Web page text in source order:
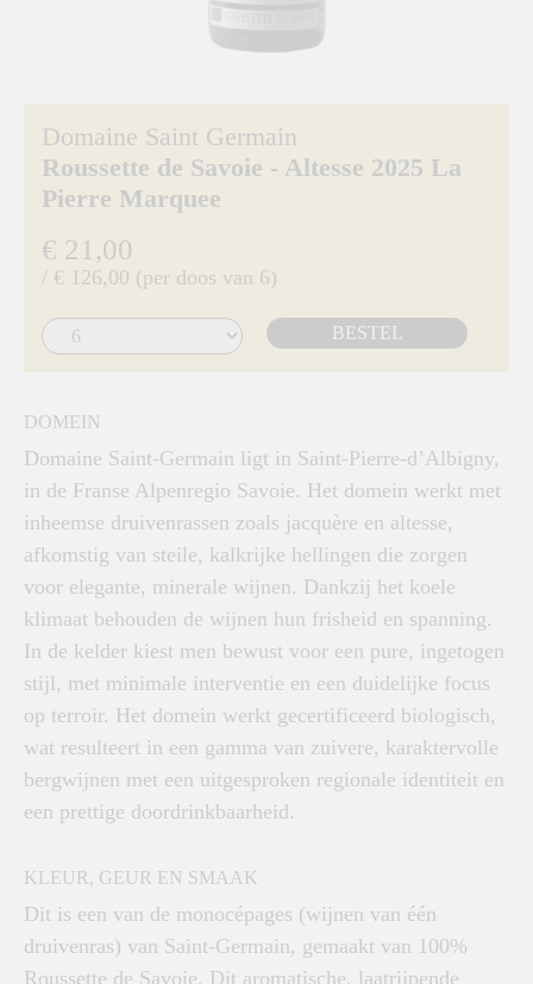
Domaine Saint Germain
Roussette de Savoie - Altesse 2025 La
Pierre Marquee
€ 21,00
/ € 126,00 (per doos van 6)
BESTEL
DOMEIN
Domaine Saint-Germain ligt in Saint-Pierre-d’Albigny,
in de Franse Alpenregio Savoie. Het domein werkt met
inheemse druivenrassen zoals jacquère en altesse,
afkomstig van steile, kalkrijke hellingen die zorgen
voor elegante, minerale wijnen. Dankzij het koele
klimaat behouden de wijnen hun frisheid en spanning.
In de kelder kiest men bewust voor een pure, ingetogen
stijl, met minimale interventie en een duidelijke focus
op terroir. Het domein werkt gecertificeerd biologisch,
wat resulteert in een gamma van zuivere, karaktervolle
bergwijnen met een uitgesproken regionale identiteit en
een prettige doordrinkbaarheid.
KLEUR, GEUR EN SMAAK
Dit is een van de monocépages (wijnen van één
druivenras) van Saint-Germain, gemaakt van 100%
Roussette de Savoie. Dit aromatische, laatrijpende